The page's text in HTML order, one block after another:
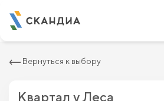
Вернуться к выбору
Квартал у Леса
Квартира c одной спальней 40.92 м
6 050 000 ₽6 875 000 ₽